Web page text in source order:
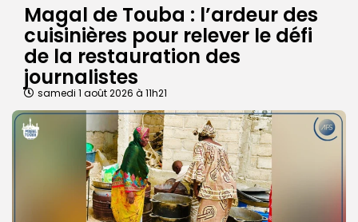
Magal de Touba : l’ardeur des
cuisinières pour relever le défi
de la restauration des
journalistes
samedi 1 août 2026 à 11h21